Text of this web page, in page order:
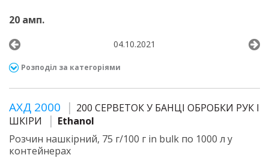
20 амп.
04.10.2021
Розподіл за категоріями
АХД 2000
200 СЕРВЕТОК У БАНЦІ ОБРОБКИ РУК І
ШКІРИ
Ethanol
Розчин нашкірний, 75 г/100 г in bulk по 1000 л у
контейнерах